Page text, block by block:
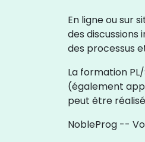
En ligne ou sur
des
des processus
La formation
(également
peut être
NobleProg --